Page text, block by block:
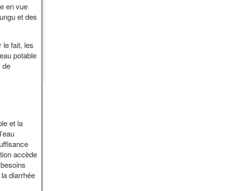
en vue
et des
le fait, les
potable
de
et la
accède
diarrhée